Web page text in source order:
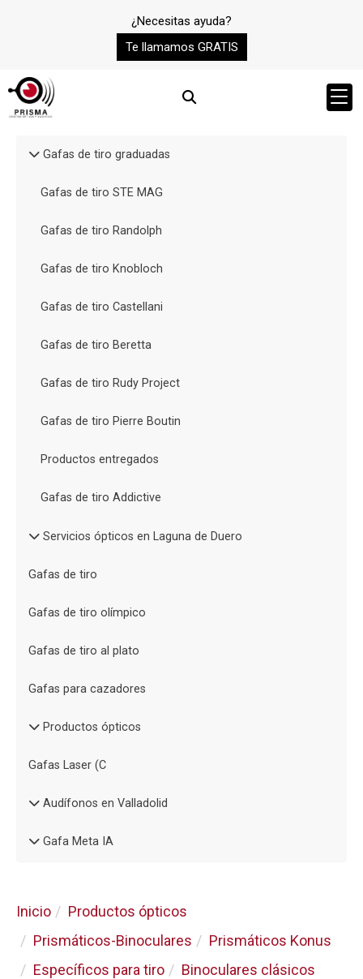
¿Necesitas ayuda?
Te llamamos GRATIS
Gafas de tiro graduadas
Gafas de tiro STE MAG
Gafas de tiro Randolph
Gafas de tiro Knobloch
Gafas de tiro Castellani
Gafas de tiro Beretta
Gafas de tiro Rudy Project
Gafas de tiro Pierre Boutin
Productos entregados
Gafas de tiro Addictive
Servicios ópticos en Laguna de Duero
Gafas de tiro
Gafas de tiro olímpico
Gafas de tiro al plato
Gafas para cazadores
Productos ópticos
Gafas Laser (C
Audífonos en Valladolid
Gafa Meta IA
Inicio
Productos ópticos
Prismáticos-Binoculares
Prismáticos Konus
Específicos para tiro
Binoculares clásicos